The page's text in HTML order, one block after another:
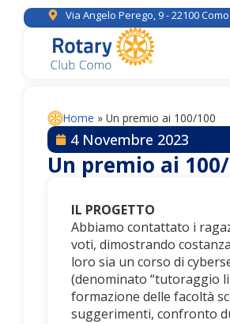
Via Angelo Perego, 9 - 22100 Como
Home » Un premio ai 100/100
4 Novembre 2023
Un premio ai
IL PROGETTO
Abbiamo contattato i
voti, dimostrando
loro sia un corso di
(denominato “tutoraggio
formazione delle facoltà
suggerimenti, confronto